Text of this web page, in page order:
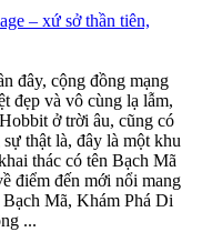
– xứ sở thần tiên,
đây, cộng đồng mạng
đẹp và vô cùng lạ lẫm,
ở trời âu, cũng có
thật là, đây là một khu
thác có tên Bạch Mã
điểm đến mới nổi mang
Mã, Khám Phá Di
...